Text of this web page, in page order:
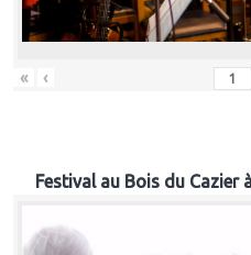
« ‹
Festival au Bois du Cazier